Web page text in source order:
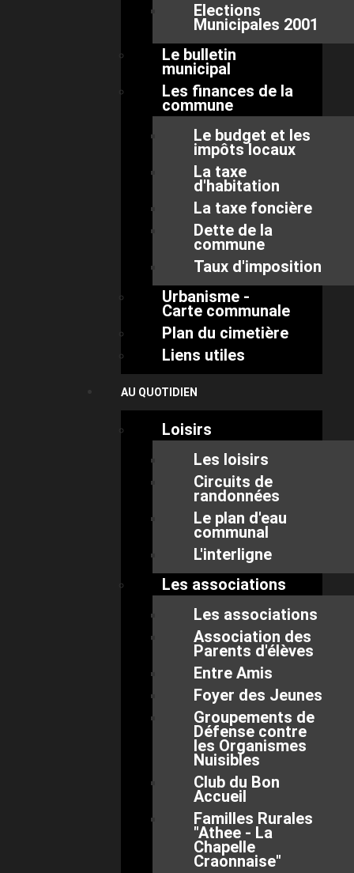
Elections
Municipales 2001
Le bulletin
municipal
Les finances de la
commune
Le budget et les
impôts locaux
La taxe
d'habitation
La taxe foncière
Dette de la
commune
Taux d'imposition
Urbanisme -
Carte communale
Plan du cimetière
Liens utiles
AU QUOTIDIEN
Loisirs
Les loisirs
Circuits de
randonnées
Le plan d'eau
communal
L'interligne
Les associations
Les associations
Association des
Parents d'élèves
Entre Amis
Foyer des Jeunes
Groupements de
Défense contre
les Organismes
Nuisibles
Club du Bon
Accueil
Familles Rurales
"Athee - La
Chapelle
Craonnaise"